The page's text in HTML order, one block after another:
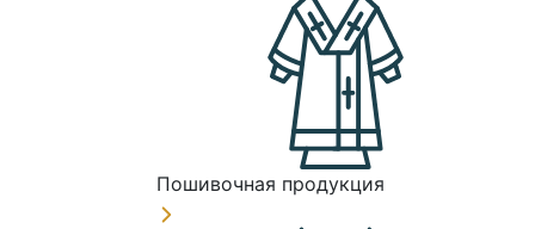
Пошивочная продукция